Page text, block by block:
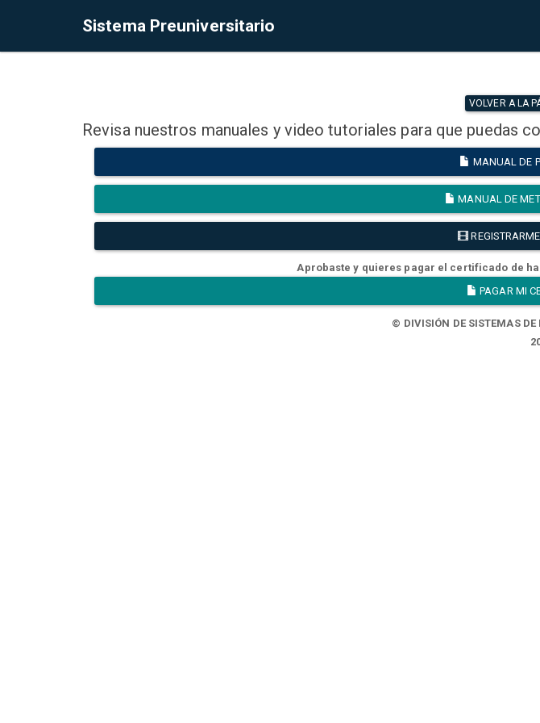
Sistema Preuniversitario
VOLVER A LA
Revisa nuestros manuales y video tutoriales para que puedas
MANUAL DE
MANUAL DE
Aprobaste y quieres pagar el certificado de
PAGAR MI
© DIVISIÓN DE SISTEMAS